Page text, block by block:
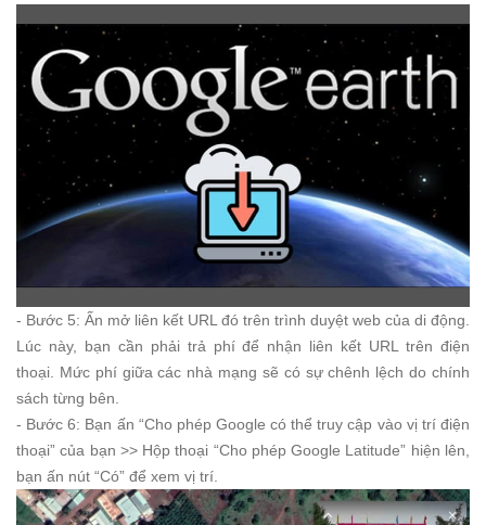
- Bước 5: Ấn mở liên kết URL đó trên trình duyệt web của di động.
Lúc này, bạn cần phải trả phí để nhận liên kết URL trên điện
thoại. Mức phí giữa các nhà mạng sẽ có sự chênh lệch do chính
sách từng bên.
- Bước 6: Bạn ấn “Cho phép Google có thể truy cập vào vị trí điện
thoại” của bạn >> Hộp thoại “Cho phép Google Latitude” hiện lên,
bạn ấn nút “Có” để xem vị trí.